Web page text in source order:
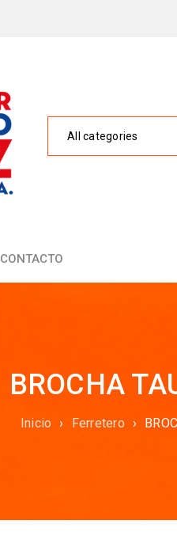
All categories
CONTACTO
BROCHA
Inicio › Ferretero ›